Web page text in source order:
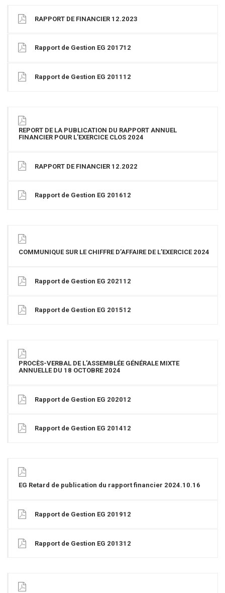
RAPPORT DE FINANCIER 12.2023
Rapport de Gestion EG 201712
Rapport de Gestion EG 201112
REPORT DE LA PUBLICATION DU RAPPORT ANNUEL
FINANCIER POUR L’EXERCICE CLOS 2024
RAPPORT DE FINANCIER 12.2022
Rapport de Gestion EG 201612
COMMUNIQUE SUR LE CHIFFRE D’AFFAIRE DE L’EXERCICE 2024
Rapport de Gestion EG 202112
Rapport de Gestion EG 201512
PROCÈS-VERBAL DE L'ASSEMBLÉE GÉNÉRALE MIXTE
ANNUELLE DU 18 OCTOBRE 2024
Rapport de Gestion EG 202012
Rapport de Gestion EG 201412
EG Retard de publication du rapport financier 2024.10.16
Rapport de Gestion EG 201912
Rapport de Gestion EG 201312